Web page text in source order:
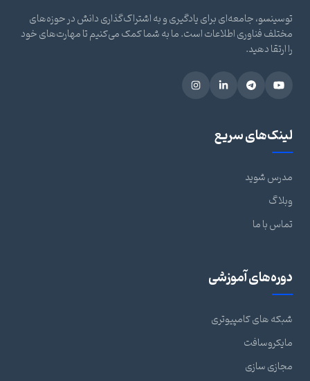
توسینسو، جامعه‌ای برای یادگیری و به اشتراک‌گذاری دانش در حوزه‌های
مختلف فناوری اطلاعات است. ما به شما کمک می‌کنیم تا مهارت‌های خود
را ارتقا دهید.
لینک‌های سریع
مدرس شوید
وبلاگ
تماس با ما
دوره‌های آموزشی
شبکه های کامپیوتری
مایکروسافت
مجازی سازی